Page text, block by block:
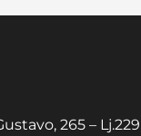
265 –